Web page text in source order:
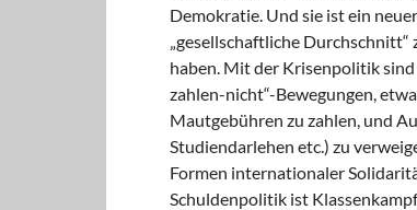
Demokratie. Und sie ist ein
„gesellschaftliche Durchschnitt“
haben. Mit der Krisenpolitik
zahlen-nicht“-Bewegungen,
Mautgebühren zu zahlen, und
Studiendarlehen etc.) zu
Formen internationaler
Schuldenpolitik ist